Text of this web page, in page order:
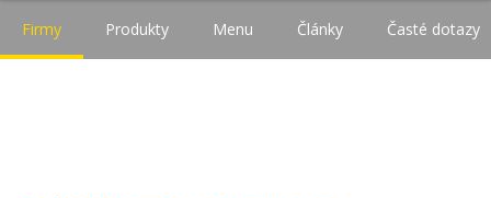
Firmy Produkty Menu Články Časté dotazy